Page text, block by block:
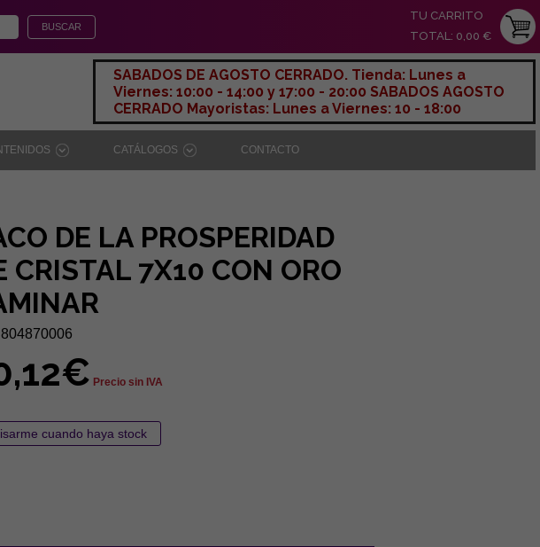
TU CARRITO
TOTAL: 0,00 €
SABADOS DE AGOSTO CERRADO. Tienda: Lunes a
Viernes: 10:00 - 14:00 y 17:00 - 20:00 SABADOS AGOSTO
CERRADO Mayoristas: Lunes a Viernes: 10 - 18:00
CATÁLOGOS CONTACTO
DE LA PROSPERIDAD
CRISTAL 7X10 CON ORO
804870006
Precio sin IVA